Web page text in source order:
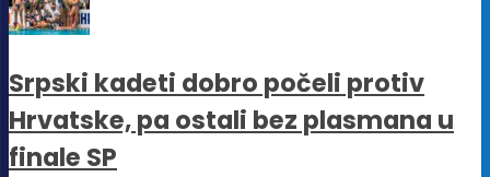
Srpski kadeti dobro počeli protiv
Hrvatske, pa ostali bez plasmana u
finale SP